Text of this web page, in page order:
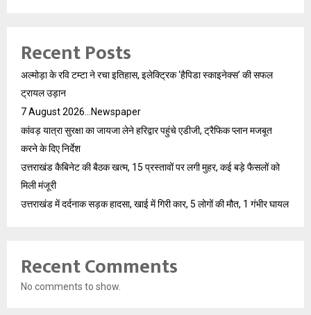
Recent Posts
अल्मोड़ा के रवि टम्टा ने रचा इतिहास, इलेक्ट्रिक ‘हैपिडा स्काइनेक्स’ की सफल
ट्रायल उड़ान
7 August 2026…Newspaper
कांवड़ यात्रा सुरक्षा का जायजा लेने हरिद्वार पहुंचे एडीजी, ट्रैफिक प्लान मजबूत
करने के दिए निर्देश
उत्तराखंड कैबिनेट की बैठक खत्म, 15 प्रस्तावों पर लगी मुहर, कई बड़े फैसलों को
मिली मंजूरी
उत्तराखंड में दर्दनाक सड़क हादसा, खाई में गिरी कार, 5 लोगों की मौत, 1 गंभीर घायल
Recent Comments
No comments to show.